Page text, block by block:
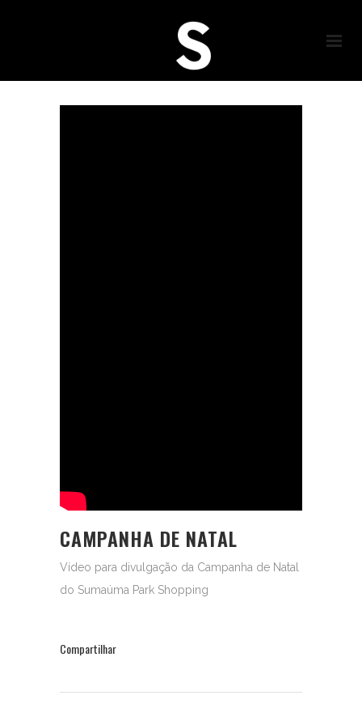
CAMPANHA DE NATAL
Vídeo para divulgação da Campanha de Natal
do Sumaúma Park Shopping
Compartilhar